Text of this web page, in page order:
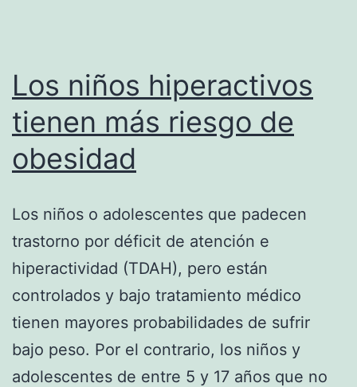
Los niños hiperactivos
tienen más riesgo de
obesidad
Los niños o adolescentes que padecen
trastorno por déficit de atención e
hiperactividad (TDAH), pero están
controlados y bajo tratamiento médico
tienen mayores probabilidades de sufrir
bajo peso. Por el contrario, los niños y
adolescentes de entre 5 y 17 años que no